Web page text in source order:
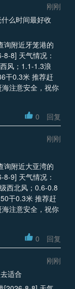
刚刚
么时间最好收
询附近牙笼港的
8] 天气情况：
风；1.1-1.3浪
干0.3米 推荐赶
注意安全，祝你
0 回复
刚刚
询附近大亚湾的
9] 天气情况：
西北风；0.6-0.8
干0.3米 推荐赶
注意安全，祝你
0 回复
刚刚
适合